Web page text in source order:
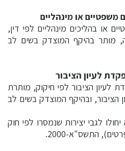
או בהליכים מינהליים לפי דין,
מותר בהיקף המוצדק בשים לב
לעיון הציבור לפי חיקוק, מותרת
ובהיקף המוצדק בשים לב
לגבי יצירות שנמסרו לפי חוק
התשס"א-2000.